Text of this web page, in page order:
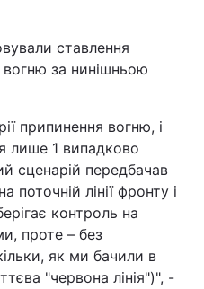
ставлення
вогню за нинішньою
припинення вогню, і
лише 1 випадково
сценарій передбачав
лінії фронту і
контроль на
проте – без
як ми бачили в
"червона лінія")", -